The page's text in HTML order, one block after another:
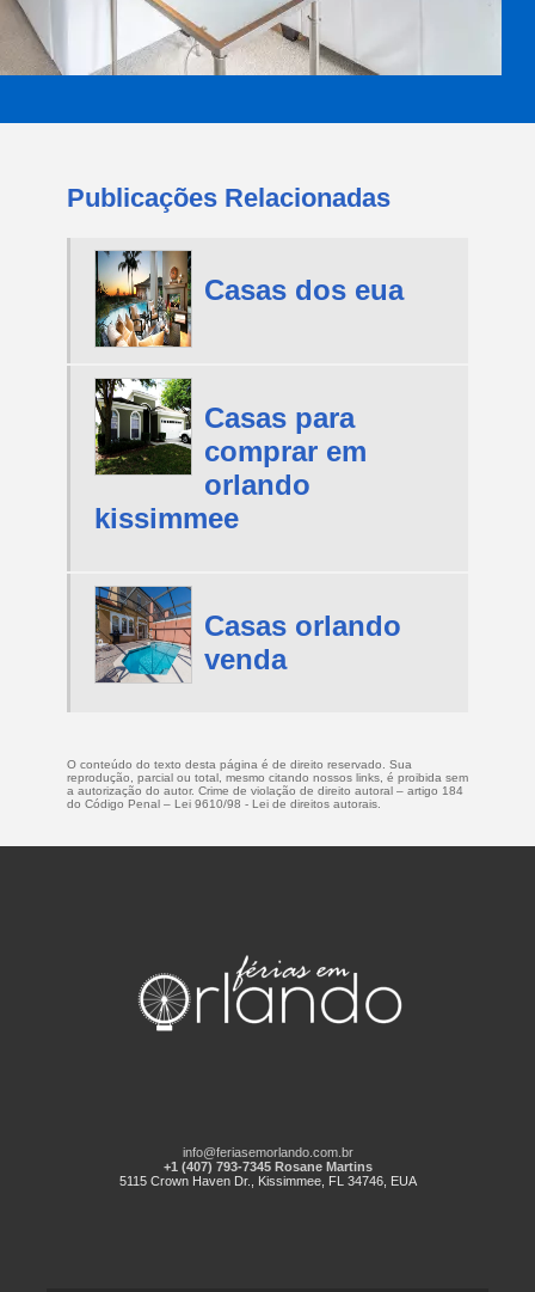
Publicações Relacionadas
Casas dos eua
Casas para
comprar em
orlando
kissimmee
Casas orlando
venda
O conteúdo do texto desta página é de direito reservado. Sua
reprodução, parcial ou total, mesmo citando nossos links, é proibida sem
a autorização do autor. Crime de violação de direito autoral – artigo 184
do Código Penal – Lei 9610/98 - Lei de direitos autorais
info@feriasemorlando.com.br
+1 (407) 793-7345 Rosane Martins
5115 Crown Haven Dr., Kissimmee, FL 34746, EUA